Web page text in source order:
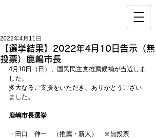
【選挙結果】2022年4月10日告示（無
投票）鹿嶋市長
2022年4月11日
4月10日（日）、国民民主党推薦候補が当選しま
した。
多大なるご支援をいただき、ありがとうござい
ました。
鹿嶋市長選挙
・田口　伸一　（推薦・新人）　※無投票